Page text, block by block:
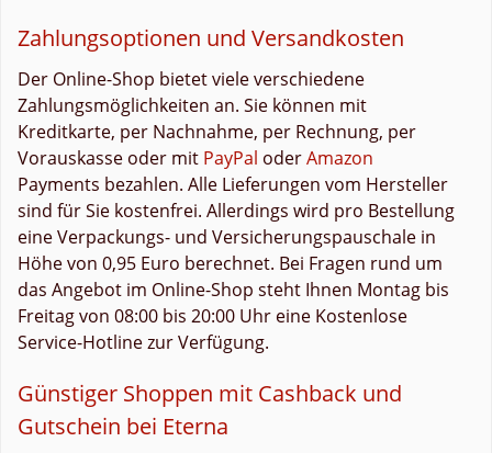
Zahlungsoptionen und Versandkosten
Der Online-Shop bietet viele verschiedene
Zahlungsmöglichkeiten an. Sie können mit
Kreditkarte, per Nachnahme, per Rechnung, per
Vorauskasse oder mit PayPal oderAmazon
Payments bezahlen. Alle Lieferungen vom Hersteller
sind für Sie kostenfrei. Allerdings wird pro Bestellung
eine Verpackungs- und Versicherungspauschale in
Höhe von 0,95 Euro berechnet. Bei Fragen rund um
das Angebot im Online-Shop steht Ihnen Montag bis
Freitag von 08:00 bis 20:00 Uhr eine Kostenlose
Service-Hotline zur Verfügung.
Günstiger Shoppen mit Cashback und
Gutschein bei Eterna